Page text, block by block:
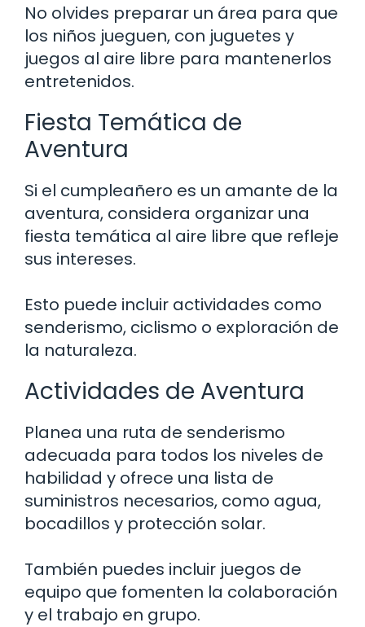
No olvides preparar un área para que
los niños jueguen, con juguetes y
juegos al aire libre para mantenerlos
entretenidos.
Fiesta Temática de
Aventura
Si el cumpleañero es un amante de la
aventura, considera organizar una
fiesta temática al aire libre que refleje
sus intereses.
Esto puede incluir actividades como
senderismo, ciclismo o exploración de
la naturaleza.
Actividades de Aventura
Planea una ruta de senderismo
adecuada para todos los niveles de
habilidad y ofrece una lista de
suministros necesarios, como agua,
bocadillos y protección solar.
También puedes incluir juegos de
equipo que fomenten la colaboración
y el trabajo en grupo.